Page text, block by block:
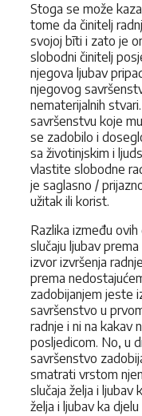
Stoga se može
tome da činitelj
svojoj bīti i zato je
slobodni činitelj
njegova ljubav
njegovog
nematerijalnih
savršenstvu koje
se zadobilo i
sa životinjskim i
vlastite slobodne
je saglasno /
užitak ili korist.
Razlika između
slučaju ljubav
izvor izvršenja
prema
zadobijanjem jeste
savršenstvo u
radnje i ni na kakav
posljedicom. No, u
savršenstvo
smatrati vrstom
slučaja želja i ljubav
želja i ljubav ka